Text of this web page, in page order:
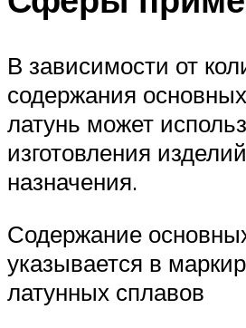
В зависимости от
содержания
латунь может
изготовления
назначения.
Содержание
указывается в
латунных сплавов